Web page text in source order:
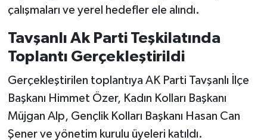
çalışmaları ve yerel hedefler ele alındı.
Tavşanlı Ak Parti Teşkilatında
Toplantı Gerçekleştirildi
Gerçekleştirilen toplantıya AK Parti Tavşanlı İlçe
Başkanı Himmet Özer, Kadın Kolları Başkanı
Müjgan Alp, Gençlik Kolları Başkanı Hasan Can
Şener ve yönetim kurulu üyeleri katıldı.
Spor
Teknoloji
Vefat Haberleri
Yaşam